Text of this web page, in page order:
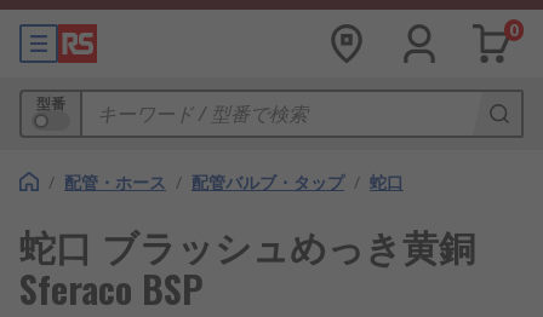
0
型番
/ 配管・ホース / 配管バルブ・タップ / 蛇口
蛇口 ブラッシュめっき黄銅
Sferaco BSP